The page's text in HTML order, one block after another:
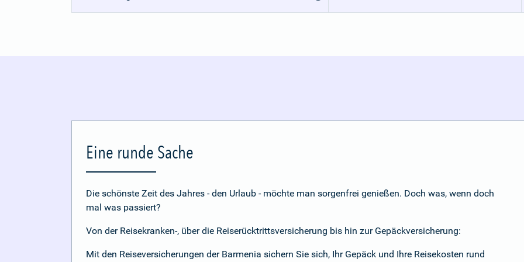
Eine runde Sache
Die schönste Zeit des Jahres - den Urlaub - möchte man sorgenfrei genießen. Doch was, wenn doch
mal was passiert?
Von der Reisekranken-, über die Reiserücktrittsversicherung bis hin zur Gepäckversicherung:
Mit den Reiseversicherungen der Barmenia sichern Sie sich, Ihr Gepäck und Ihre Reisekosten rund